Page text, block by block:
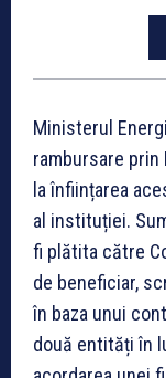
Ministerul
rambursare prin
la înființarea
al instituției.
fi plătita către
de beneficiar,
în baza unui
două entități în